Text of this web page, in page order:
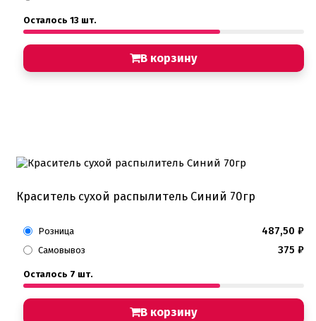
Шоколад Глазурь
Глазурь для кондитеров
Шоколад для кондитеров
Осталось 13 шт.
В корзину
Краситель сухой распылитель Синий 70гр
Розница 487,50 ₽
Самовывоз 375 ₽
Осталось 7 шт.
В корзину